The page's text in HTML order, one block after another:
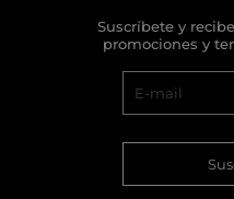
Suscríbete y
promociones y